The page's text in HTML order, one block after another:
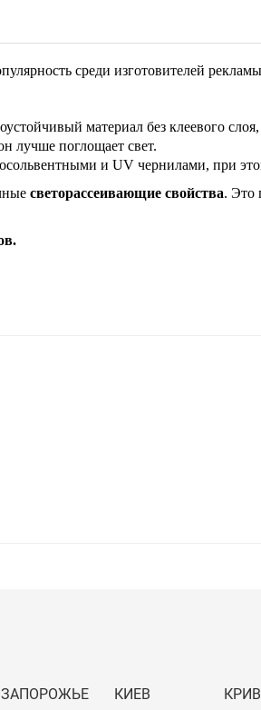
среди изготовителей
материал без клеевого
лучше поглощает свет.
и UV чернилами, при
светорассеивающие свойства. Это
ЗАПОРОЖЬЕ КИЕВ